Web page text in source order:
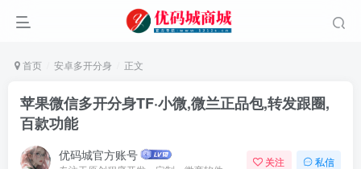
首页 安卓多开分身 正文
苹果微信多开分身TF·小微,微兰正品包,转发跟圈,
百款功能
优码城官方账号 关注 私信